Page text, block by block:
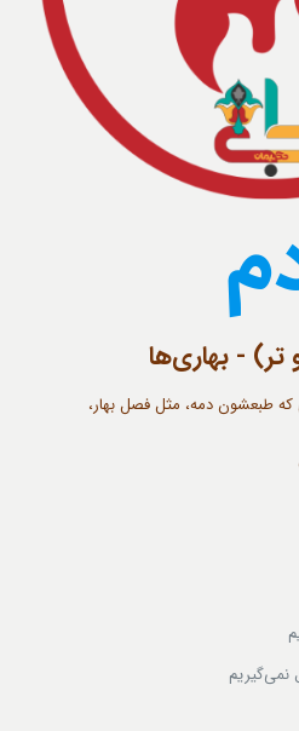
- بهاری‌ها
طبعشون دمه، مثل فصل بهار،
نمی‌گیریم